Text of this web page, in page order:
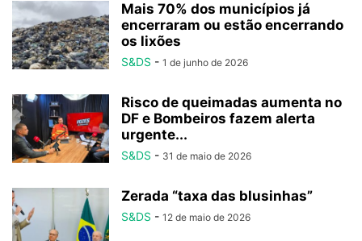
Mais 70% dos municípios já
encerraram ou estão encerrando
os lixões
S&DS - 1 de junho de 2026
Risco de queimadas aumenta no
DF e Bombeiros fazem alerta
urgente...
S&DS - 31 de maio de 2026
Zerada “taxa das blusinhas”
S&DS - 12 de maio de 2026